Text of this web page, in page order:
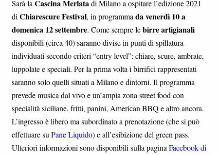
Sarà la Cascina Merlatadi Milano a ospitare l’edizione 2021
di Chiarescure Festival, in programma da venerdì 10 a
domenica 12 settembre. Come sempre lebirre artigianali
disponibili (circa 40) saranno divise in punti di spillatura
individuati secondo criteri “entry level”: chiare, scure, ambrate,
luppolate e speciali. Per la prima volta i birrifici rappresentati
saranno solo quelli situati a Milano e dintorni. Il programma
prevede musica dal vivo e un’ampia zona street food con
specialità siciliane, fritti, panini, American BBQ e altro ancora.
L’ingresso è libero ma subordinato a prenotazione (che si può
effettuare su Pane Liquido) e all’esibizione del green pass.
Ulteriori informazioni sono disponibili sulla pagina Facebook di